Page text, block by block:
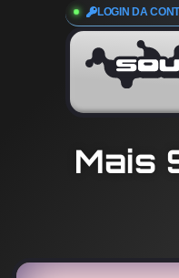
LOGIN DA
Mais